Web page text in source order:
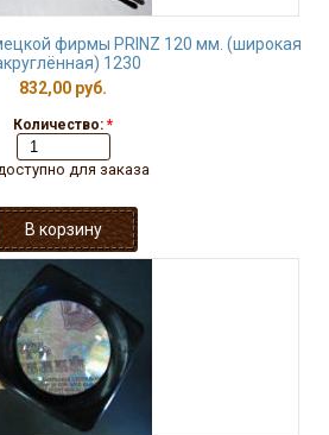
фирмы PRINZ 120 мм. (широкая
1230
832,00 руб.
Количество: *
для заказа